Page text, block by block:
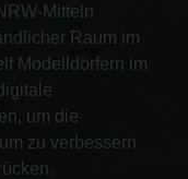
Mitteln
Raum im
Modelldörfern im
um die
zu verbessern